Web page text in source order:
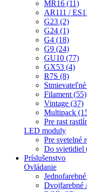
MR16 (11)
AR111 /
G23 (2)
G24 (1)
G4 (18)
G9 (24)
GU10 (77)
GX53 (4)
R7S (8)
Filament (55)
Vintage (37)
Multipack
Pre rast
LED moduly
Pre svetelné
Do svietidiel
Príslušenstvo
Ovládanie
Dvojfarebné